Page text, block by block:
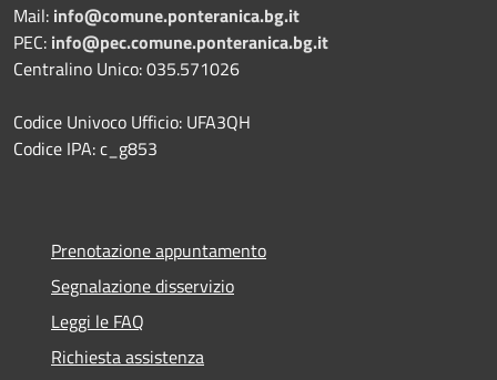
Mail: info@comune.ponteranica.bg.it
PEC: info@pec.comune.ponteranica.bg.it
Centralino Unico: 035.571026
Codice Univoco Ufficio: UFA3QH
Codice IPA: c_g853
Prenotazione appuntamento
Segnalazione disservizio
Leggi le FAQ
Richiesta assistenza